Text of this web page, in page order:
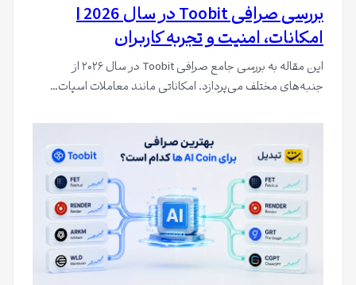
بررسی صرافی Toobit در سال 2026 |
امکانات، امنیت و تجربه کاربران
این مقاله به بررسی جامع صرافی Toobit در سال ۲۰۲۶ از
جنبه‌های مختلف می‌پردازد. امکاناتی مانند معاملات اسپات…